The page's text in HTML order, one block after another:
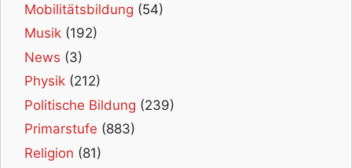
Mobilitätsbildung (54)
Musik (192)
News (3)
Physik (212)
Politische Bildung (239)
Primarstufe (883)
Religion (81)